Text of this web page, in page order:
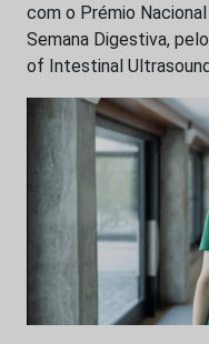
com o Prémio
Semana Digestiva,
of Intestinal